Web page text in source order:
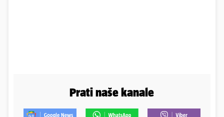
Prati naše kanale